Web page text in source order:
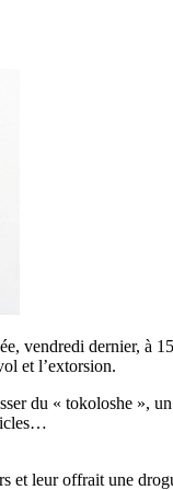
vendredi dernier, à
et l’extorsion.
du « tokoloshe »,
et leur offrait une